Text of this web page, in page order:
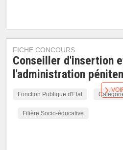
FICHE CONCOURS
Conseiller d'insertion
l'administration
Fonction Publique d'Etat
Filière Socio-éducative